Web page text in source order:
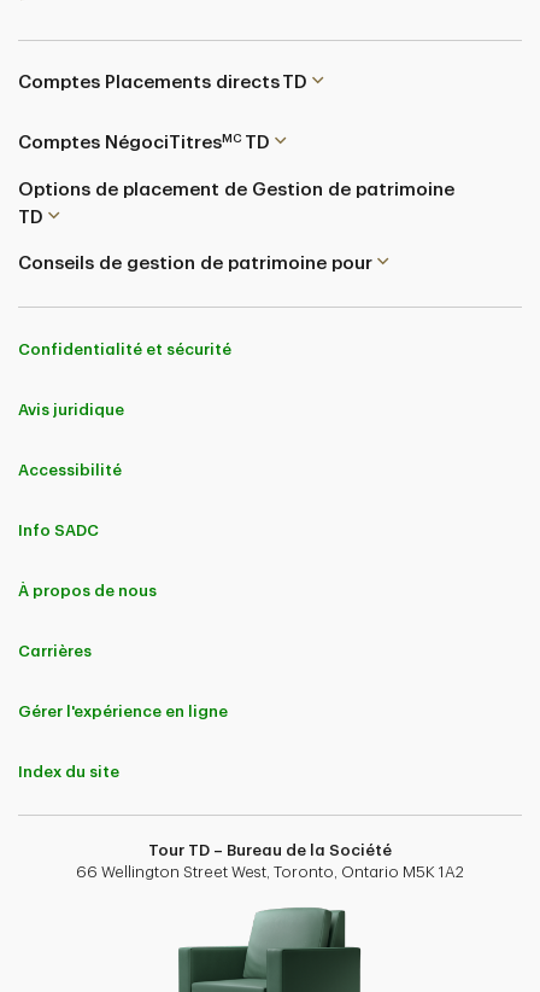
Comptes Placements directs TD
Comptes NégociTitres MC TD
Options de placement de Gestion de patrimoine
TD
Conseils de gestion de patrimoine pour
Confidentialité et sécurité
Avis juridique
Accessibilité
Info SADC
À propos de nous
Carrières
Gérer l'expérience en ligne
Index du site
Tour TD – Bureau de la Société
66 Wellington Street West, Toronto, Ontario M5K 1A2